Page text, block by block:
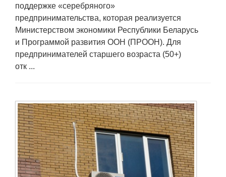
поддержке «серебряного»
предпринимательства, которая реализуется
Министерством экономики Республики Беларусь
и Программой развития ООН (ПРООН). Для
предпринимателей старшего возраста (50+)
отк ...